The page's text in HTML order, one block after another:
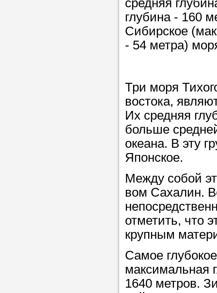
чтобы мы
самого
репетитора.
в
советам,
репетитора
Совет 3.
студент-
хорошо
цена ниже, и
найдет
учеником.
средняя
глубина - 160
Сибирское
- 54 метра)
Три моря
востока,
Их средняя
больше
океана. В эту
Японское.
Между собой
вом Сахалин.
отметить, что
крупным
Самое
максимальная
1640 метров.